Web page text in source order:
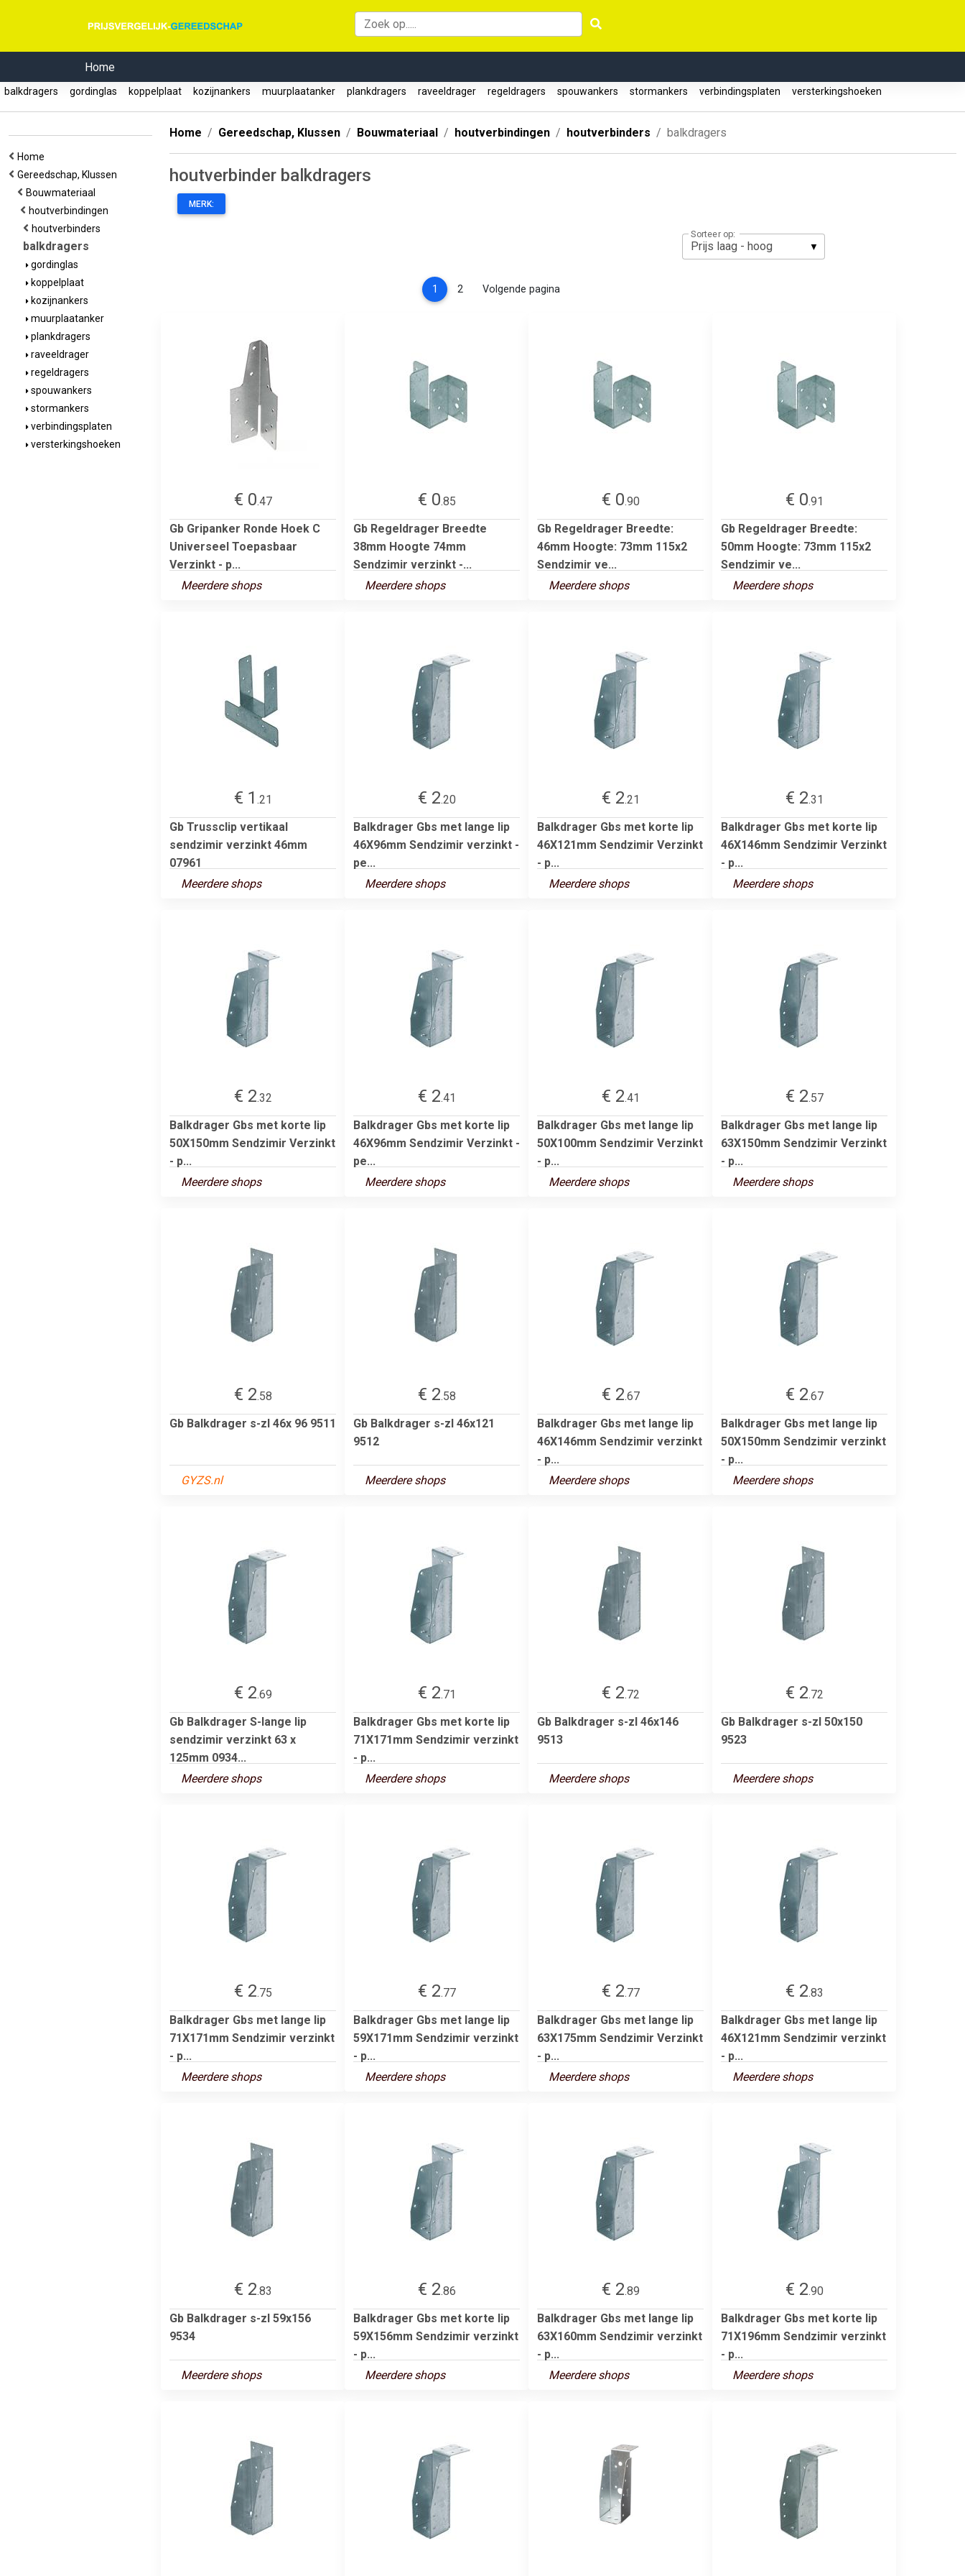
Home
balkdragers gordinglas koppelplaat kozijnankers muurplaatanker plankdragers raveeldrager regeldragers spouwankers stormankers verbindingsplaten versterkingshoeken
Home
Gereedschap, Klussen
Bouwmateriaal
houtverbindingen
houtverbinders
balkdragers
gordinglas
koppelplaat
kozijnankers
muurplaatanker
plankdragers
raveeldrager
regeldragers
spouwankers
stormankers
verbindingsplaten
versterkingshoeken
Home Gereedschap, Klussen Bouwmateriaal houtverbindingen houtverbinders balkdragers
houtverbinder balkdragers
MERK:
Sorteer op:
1 (current)
2 Volgende pagina
€ 0.47
Gb Gripanker Ronde Hoek C
Universeel Toepasbaar
Verzinkt - p...
Meerdere shops
€ 0.85
Gb Regeldrager Breedte
38mm Hoogte 74mm
Sendzimir verzinkt -...
Meerdere shops
€ 0.90
Gb Regeldrager Breedte:
46mm Hoogte: 73mm 115x2
Sendzimir ve...
Meerdere shops
€ 0.91
Gb Regeldrager Breedte:
50mm Hoogte: 73mm 115x2
Sendzimir ve...
Meerdere shops
€ 1 .21
Gb Trussclip vertikaal
sendzimir verzinkt 46mm
07961
Meerdere shops
€ 2.20
Balkdrager Gbs met lange lip
46X96mm Sendzimir verzinkt -
pe...
Meerdere shops
€ 2.21
Balkdrager Gbs met korte lip
46X121mm Sendzimir Verzinkt
- p...
Meerdere shops
€ 2.31
Balkdrager Gbs met korte lip
46X146mm Sendzimir Verzinkt
- p...
Meerdere shops
€ 2.32
Balkdrager Gbs met korte lip
50X150mm Sendzimir Verzinkt
- p...
Meerdere shops
€ 2.41
Balkdrager Gbs met korte lip
46X96mm Sendzimir Verzinkt -
pe...
Meerdere shops
€ 2.41
Balkdrager Gbs met lange lip
50X100mm Sendzimir Verzinkt
- p...
Meerdere shops
€ 2.57
Balkdrager Gbs met lange lip
63X150mm Sendzimir Verzinkt
- p...
Meerdere shops
€ 2.58
Gb Balkdrager s-zl 46x 96 9511
GYZS.nl
€ 2.58
Gb Balkdrager s-zl 46x121
9512
Meerdere shops
€ 2.67
Balkdrager Gbs met lange lip
46X146mm Sendzimir verzinkt
- p...
Meerdere shops
€ 2.67
Balkdrager Gbs met lange lip
50X150mm Sendzimir verzinkt
- p...
Meerdere shops
€ 2.69
Gb Balkdrager S-lange lip
sendzimir verzinkt 63 x
125mm 0934...
Meerdere shops
€ 2.71
Balkdrager Gbs met korte lip
71X171mm Sendzimir verzinkt
- p...
Meerdere shops
€ 2.72
Gb Balkdrager s-zl 46x146
9513
Meerdere shops
€ 2.72
Gb Balkdrager s-zl 50x150
9523
Meerdere shops
€ 2.75
Balkdrager Gbs met lange lip
71X171mm Sendzimir verzinkt
- p...
Meerdere shops
€ 2.77
Balkdrager Gbs met lange lip
59X171mm Sendzimir verzinkt
- p...
Meerdere shops
€ 2.77
Balkdrager Gbs met lange lip
63X175mm Sendzimir Verzinkt
- p...
Meerdere shops
€ 2.83
Balkdrager Gbs met lange lip
46X121mm Sendzimir verzinkt
- p...
Meerdere shops
€ 2.83
Gb Balkdrager s-zl 59x156
9534
Meerdere shops
€ 2.86
Balkdrager Gbs met korte lip
59X156mm Sendzimir verzinkt
- p...
Meerdere shops
€ 2.89
Balkdrager Gbs met lange lip
63X160mm Sendzimir verzinkt
- p...
Meerdere shops
€ 2.90
Balkdrager Gbs met korte lip
71X196mm Sendzimir verzinkt
- p...
Meerdere shops